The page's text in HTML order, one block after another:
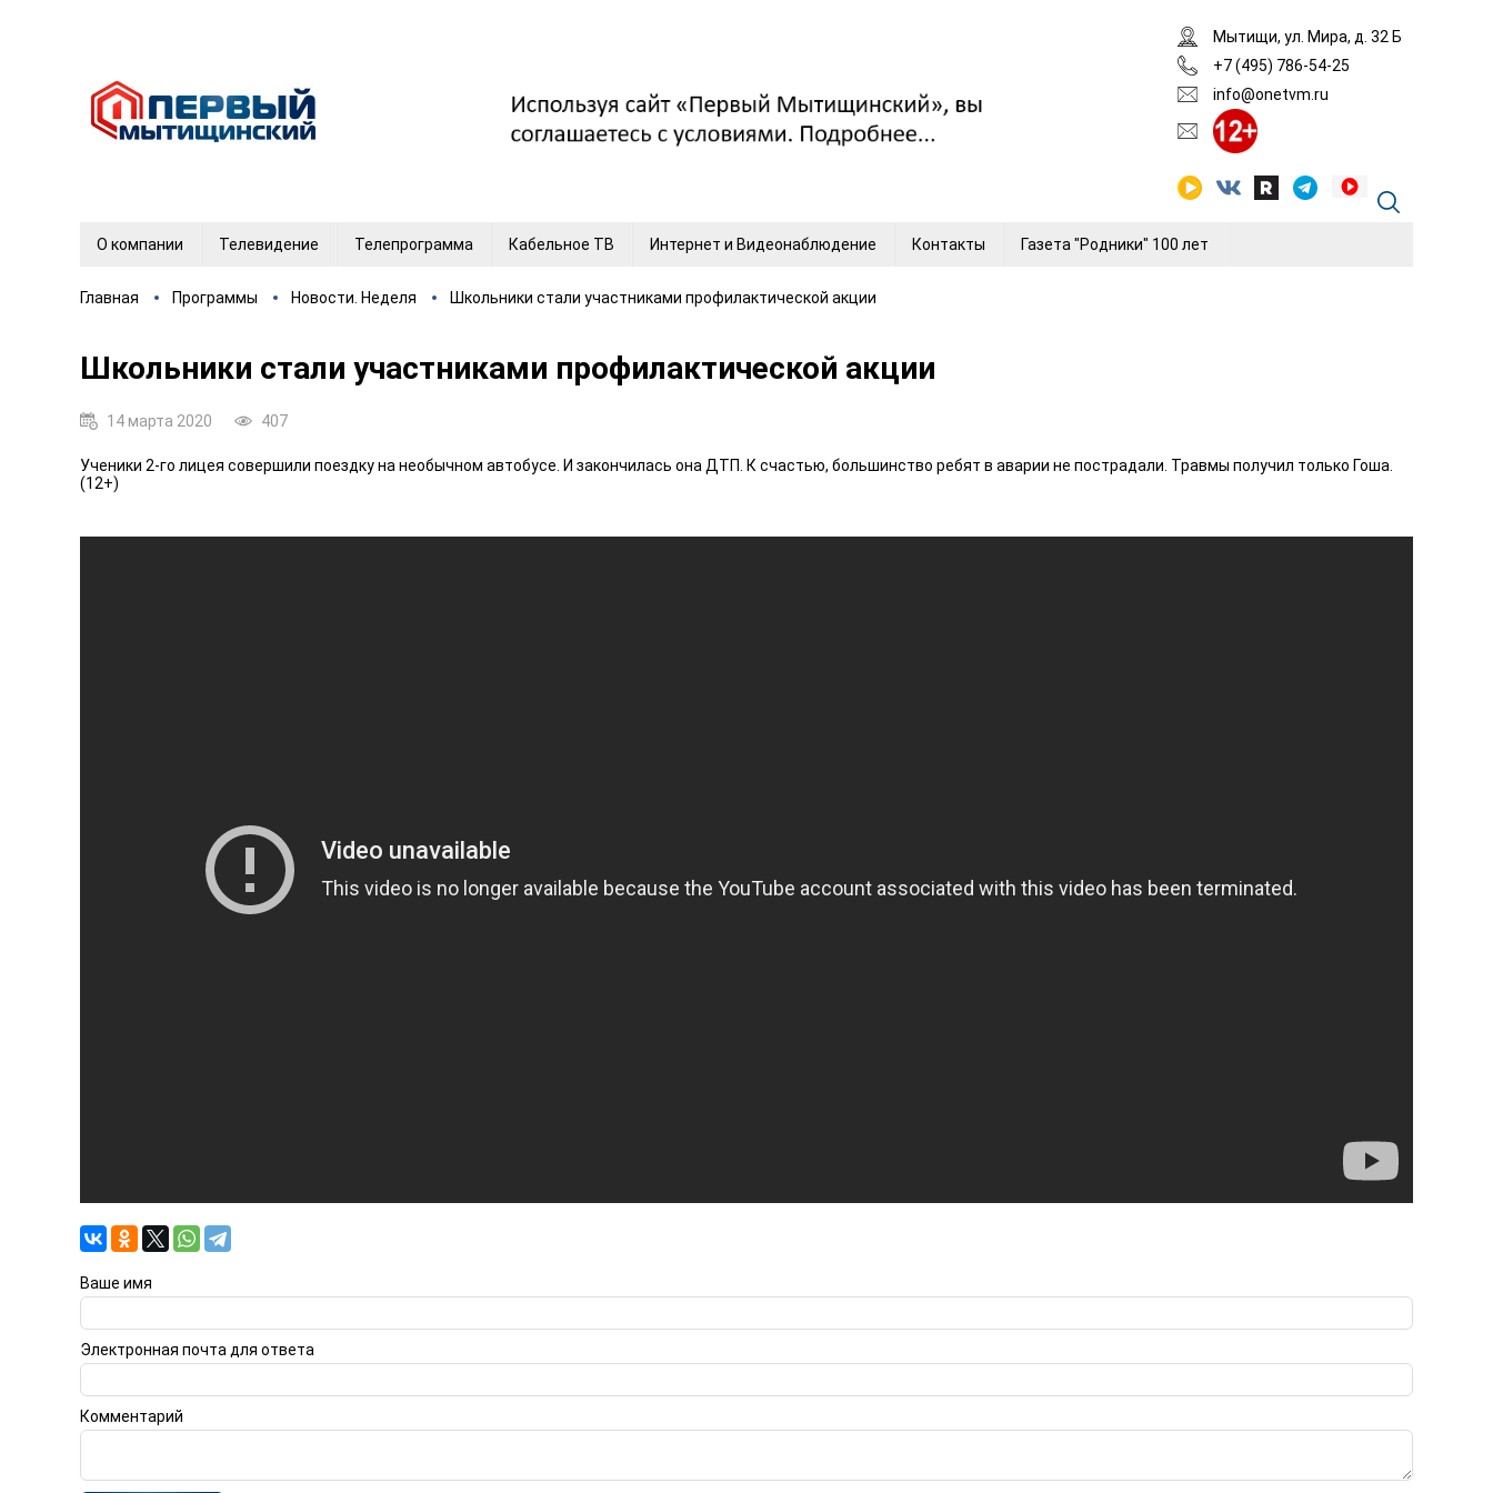
Мытищи, ул. Мира, д. 32 Б
+7 (495) 786-54-25
info@onetvm.ru
О компании Телевидение Телепрограмма Кабельное ТВ Интернет и Видеонаблюдение Контакты Газета "Родники" 100 лет
Главная Программы Новости. Неделя Школьники стали участниками профилактической акции
Школьники стали участниками профилактической акции
14 марта 2020 407
Ученики 2-го лицея совершили поездку на необычном автобусе. И закончилась она ДТП. К счастью, большинство ребят в аварии не пострадали. Травмы получил только Гоша.
(12+)
Ваше имя
Электронная почта для ответа
Комментарий